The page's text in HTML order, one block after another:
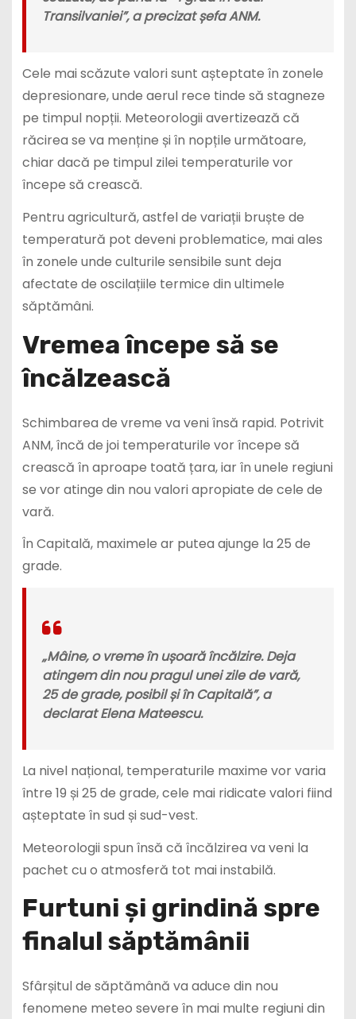
Transilvaniei”, a precizat șefa ANM.
Cele mai scăzute valori sunt așteptate în zonele
depresionare, unde aerul rece tinde să stagneze
pe timpul nopții. Meteorologii avertizează că
răcirea se va menține și în nopțile următoare,
chiar dacă pe timpul zilei temperaturile vor
începe să crească.
Pentru agricultură, astfel de variații bruște de
temperatură pot deveni problematice, mai ales
în zonele unde culturile sensibile sunt deja
afectate de oscilațiile termice din ultimele
săptămâni.
Vremea începe să se
încălzească
Schimbarea de vreme va veni însă rapid. Potrivit
ANM, încă de joi temperaturile vor începe să
crească în aproape toată țara, iar în unele regiuni
se vor atinge din nou valori apropiate de cele de
vară.
În Capitală, maximele ar putea ajunge la 25 de
grade.
„Mâine, o vreme în ușoară încălzire. Deja
atingem din nou pragul unei zile de vară,
25 de grade, posibil și în Capitală”, a
declarat Elena Mateescu.
La nivel național, temperaturile maxime vor varia
între 19 și 25 de grade, cele mai ridicate valori fiind
așteptate în sud și sud-vest.
Meteorologii spun însă că încălzirea va veni la
pachet cu o atmosferă tot mai instabilă.
Furtuni și grindină spre
finalul săptămânii
Sfârșitul de săptămână va aduce din nou
fenomene meteo severe în mai multe regiuni din